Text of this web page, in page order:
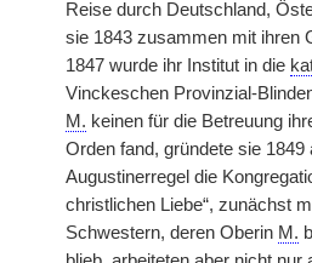
Reise durch Deutschland,
sie 1843 zusammen mit ihren
1847 wurde ihr Institut in die
Vinckeschen Provinzial-
M. keinen für die Betreuung
Orden fand, gründete sie 1849
Augustinerregel die
christlichen Liebe“, zunächst
Schwestern, deren Oberin M.